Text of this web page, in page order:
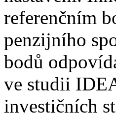
referenčním
penzijního
bodů
ve studii
investičních